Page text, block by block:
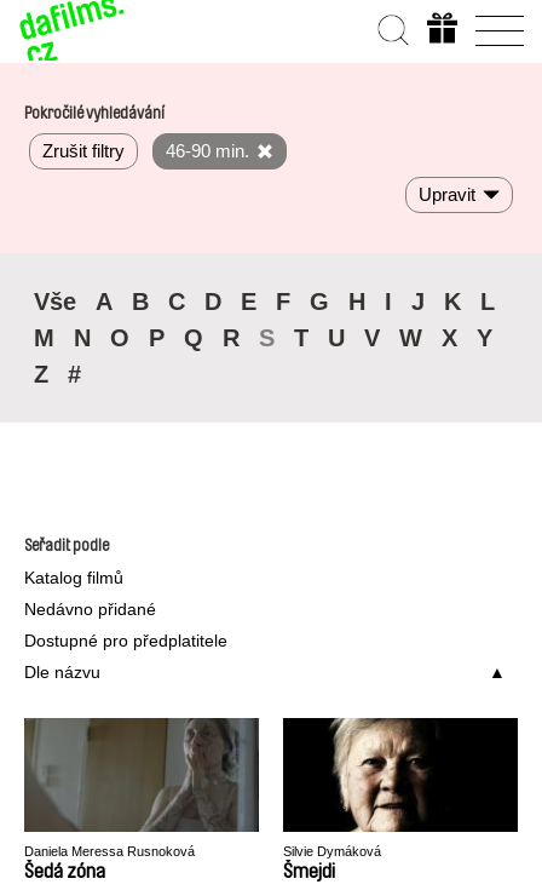
Pokročilé vyhledávání
Zrušit filtry 46-90 min.
Upravit
Vše A B C D E F G H I J K
L
M
N O P Q R S T U V W X
Y
Z
#
Seřadit podle
Katalog filmů
Nedávno přidané
Dostupné pro předplatitele
Dle názvu
Daniela Meressa Rusnoková
Šedá zóna
Silvie Dymáková
Šmejdi